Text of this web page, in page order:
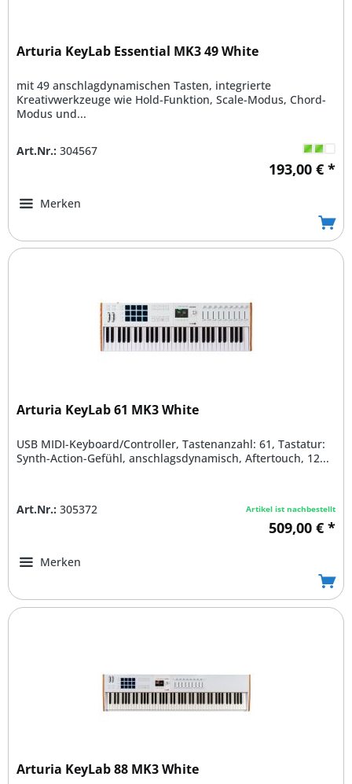
Arturia KeyLab Essential MK3 49 White
mit 49 anschlagdynamischen Tasten, integrierte
Kreativwerkzeuge wie Hold-Funktion, Scale-Modus, Chord-
Modus und...
Art.Nr.: 304567
193,00 € *
Merken
Arturia KeyLab 61 MK3 White
USB MIDI-Keyboard/Controller, Tastenanzahl: 61, Tastatur:
Synth-Action-Gefühl, anschlagsdynamisch, Aftertouch, 12...
Art.Nr.: 305372 Artikel ist nachbestellt
509,00 € *
Merken
Arturia KeyLab 88 MK3 White